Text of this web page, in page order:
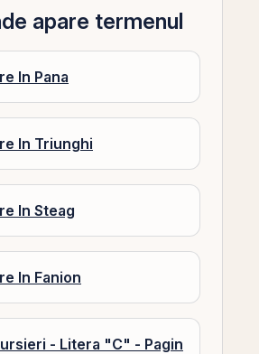
apare termenul
In Pana
In Triunghi
In Steag
In Fanion
- Litera "C" - Pagin